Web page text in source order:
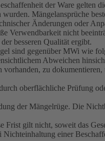
der Ware gelten
Mängelansprüche
Änderungen oder
Verwendbarkeit nicht
besseren Qualität ergibt.
sind gegenüber MWi wie
Abweichen
vorhanden, zu dokumentieren,
oberflächliche Prüfung
der Mängelrüge. Die
Frist gilt nicht, soweit das
einer